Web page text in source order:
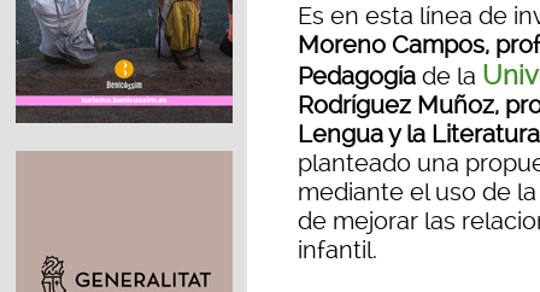
Es en esta línea de
Moreno Campos,
Pedagogía de la
Rodríguez Muñoz,
Lengua y la
planteado una
mediante el uso de
de mejorar las
infantil.